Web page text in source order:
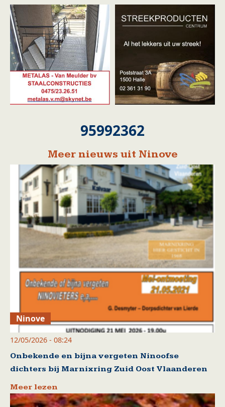
95992362
Meer nieuws uit Ninove
Ninove
12/05/2026 - 08:24
Onbekende en bijna vergeten Ninoofse
dichters bij Marnixring Zuid Oost Vlaanderen
Meer lezen